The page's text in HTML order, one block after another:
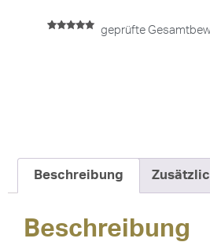
geprüfte
Beschreibung
Beschreibung